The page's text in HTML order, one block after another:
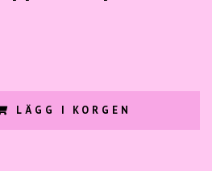
LÄGG I KORGEN